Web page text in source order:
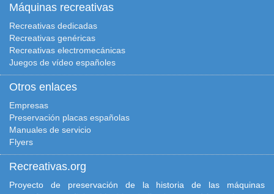
Máquinas recreativas
Recreativas dedicadas
Recreativas genéricas
Recreativas electromecánicas
Juegos de vídeo españoles
Otros enlaces
Empresas
Preservación placas españolas
Manuales de servicio
Flyers
Recreativas.org
Proyecto de preservación de la historia de las máquinas